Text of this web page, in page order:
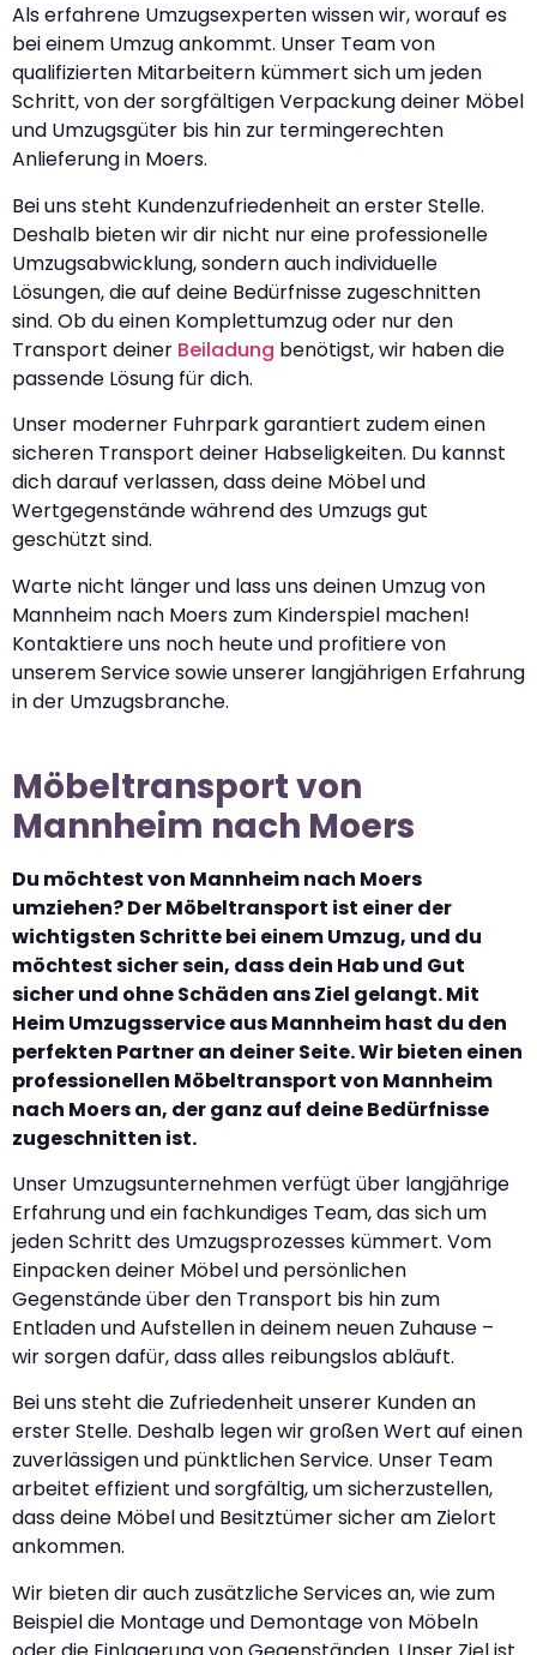
Als erfahrene Umzugsexperten wissen wir, worauf es
bei einem Umzug ankommt. Unser Team von
qualifizierten Mitarbeitern kümmert sich um jeden
Schritt, von der sorgfältigen Verpackung deiner Möbel
und Umzugsgüter bis hin zur termingerechten
Anlieferung in Moers.
Bei uns steht Kundenzufriedenheit an erster Stelle.
Deshalb bieten wir dir nicht nur eine professionelle
Umzugsabwicklung, sondern auch individuelle
Lösungen, die auf deine Bedürfnisse zugeschnitten
sind. Ob du einen Komplettumzug oder nur den
Transport deiner Beiladung benötigst, wir haben die
passende Lösung für dich.
Unser moderner Fuhrpark garantiert zudem einen
sicheren Transport deiner Habseligkeiten. Du kannst
dich darauf verlassen, dass deine Möbel und
Wertgegenstände während des Umzugs gut
geschützt sind.
Warte nicht länger und lass uns deinen Umzug von
Mannheim nach Moers zum Kinderspiel machen!
Kontaktiere uns noch heute und profitiere von
unserem Service sowie unserer langjährigen Erfahrung
in der Umzugsbranche.
Möbeltransport von
Mannheim nach Moers
Du möchtest von Mannheim nach Moers
umziehen? Der Möbeltransport ist einer der
wichtigsten Schritte bei einem Umzug, und du
möchtest sicher sein, dass dein Hab und Gut
sicher und ohne Schäden ans Ziel gelangt. Mit
Heim Umzugsservice aus Mannheim hast du den
perfekten Partner an deiner Seite. Wir bieten einen
professionellen Möbeltransport von Mannheim
nach Moers an, der ganz auf deine Bedürfnisse
zugeschnitten ist.
Unser Umzugsunternehmen verfügt über langjährige
Erfahrung und ein fachkundiges Team, das sich um
jeden Schritt des Umzugsprozesses kümmert. Vom
Einpacken deiner Möbel und persönlichen
Gegenstände über den Transport bis hin zum
Entladen und Aufstellen in deinem neuen Zuhause –
wir sorgen dafür, dass alles reibungslos abläuft.
Bei uns steht die Zufriedenheit unserer Kunden an
erster Stelle. Deshalb legen wir großen Wert auf einen
zuverlässigen und pünktlichen Service. Unser Team
arbeitet effizient und sorgfältig, um sicherzustellen,
dass deine Möbel und Besitztümer sicher am Zielort
ankommen.
Wir bieten dir auch zusätzliche Services an, wie zum
Beispiel die Montage und Demontage von Möbeln